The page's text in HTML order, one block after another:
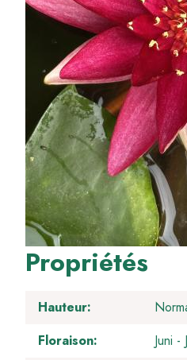
Propriétés
Hauteur
Floraison
Juni